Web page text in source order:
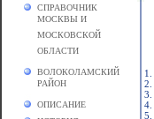
СПРАВОЧНИК
МОСКВЫ И
МОСКОВСКОЙ
ОБЛАСТИ
ВОЛОКОЛАМСКИЙ
РАЙОН
ОПИСАНИЕ
1.
2.
3.
4.
5.